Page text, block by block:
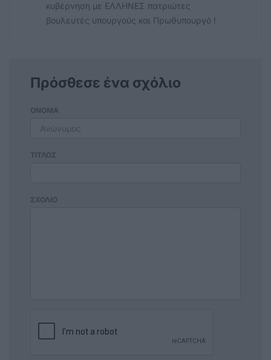
κυβέρνηση με ΕΛΛΗΝΕΣ πατριώτες
βουλευτές υπουργούς και Πρωθυπουργό !
Πρόσθεσε ένα σχόλιο
ΟΝΟΜΑ
ΤΙΤΛΟΣ
ΣΧΟΛΙΟ